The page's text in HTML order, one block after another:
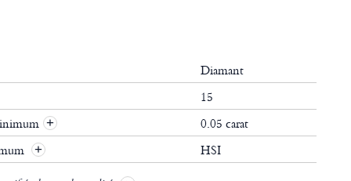
Diamant
15
+
0.05 carat
+ HSI